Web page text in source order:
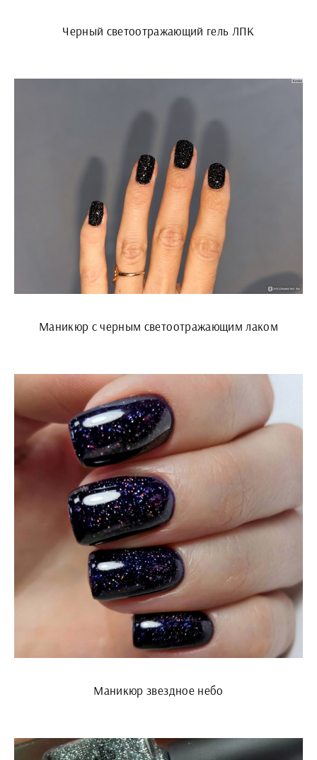
Черный светоотражающий гель ЛПК
Маникюр с черным светоотражающим лаком
Маникюр звездное небо